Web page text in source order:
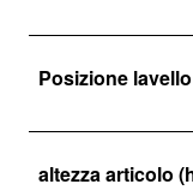
Posizione lavello
altezza articolo